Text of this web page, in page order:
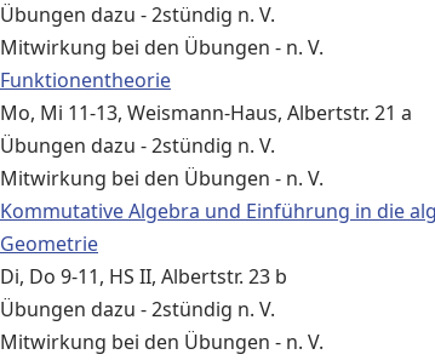
Übungen dazu - 2stündig n. V.
Mitwirkung bei den Übungen - n. V.
Funktionentheorie
Mo, Mi 11-13, Weismann-Haus, Albertstr. 21 a
Übungen dazu - 2stündig n. V.
Mitwirkung bei den Übungen - n. V.
Kommutative Algebra und Einführung in die
Geometrie
Di, Do 9-11, HS II, Albertstr. 23 b
Übungen dazu - 2stündig n. V.
Mitwirkung bei den Übungen - n. V.